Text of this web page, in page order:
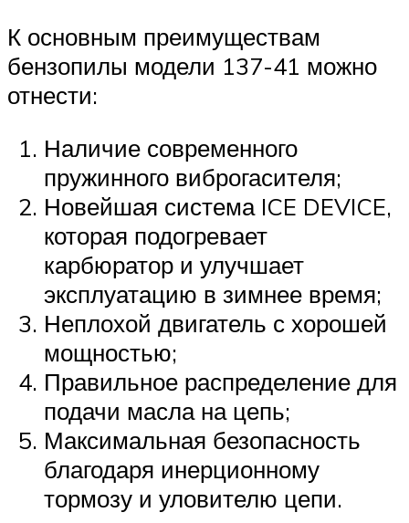
К основным преимуществам
бензопилы модели 137-41 можно
отнести:
Наличие современного
пружинного виброгасителя;
Новейшая система ICE DEVICE,
которая подогревает
карбюратор и улучшает
эксплуатацию в зимнее время;
Неплохой двигатель с хорошей
мощностью;
Правильное распределение для
подачи масла на цепь;
Максимальная безопасность
благодаря инерционному
тормозу и уловителю цепи.